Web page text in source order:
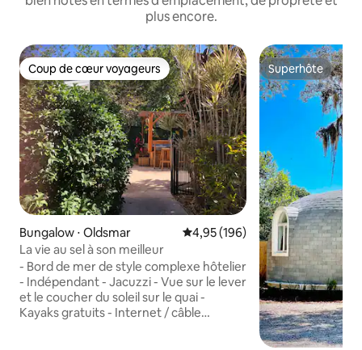
plus encore.
Coup de cœur voyageurs
Coup de cœur voyageurs
Bungalow ⋅ Oldsmar Évaluation moyenne sur la
4,95 (196)
La vie au sel à son meilleur
- Bord de mer de style complexe hôtelier
- Indépendant - Jacuzzi - Vue sur le lever
et le coucher du soleil sur le quai -
Kayaks gratuits - Internet / câble
Superhôte
Superhôte